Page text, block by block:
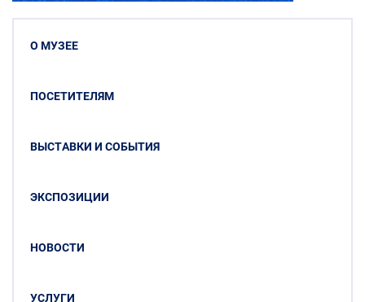
О МУЗЕЕ
ПОСЕТИТЕЛЯМ
ВЫСТАВКИ И СОБЫТИЯ
ЭКСПОЗИЦИИ
НОВОСТИ
УСЛУГИ